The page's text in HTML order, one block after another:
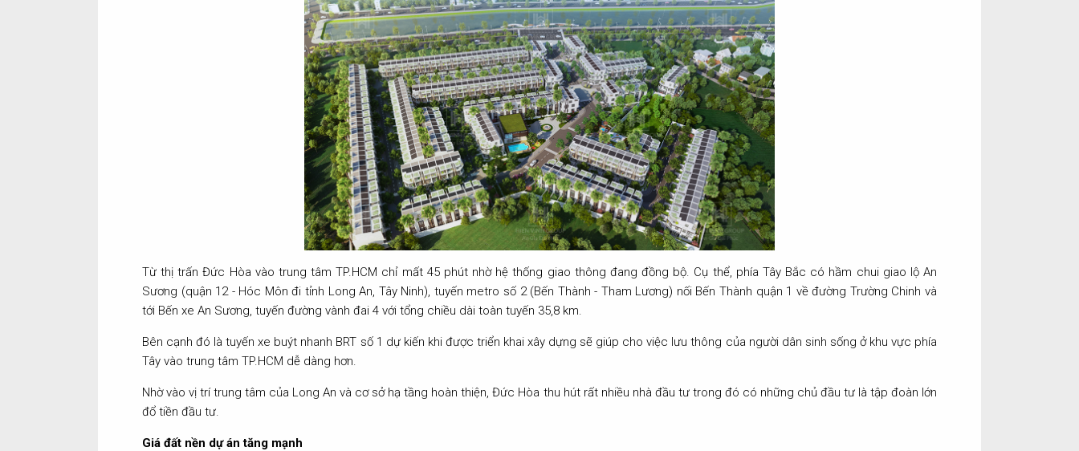
Từ thị trấn Đức Hòa vào trung tâm TP.HCM chỉ mất 45 phút nhờ hệ thống giao thông đang đồng bộ. Cụ thể, phía Tây Bắc có hầm chui giao lộ An
Sương (quận 12 - Hóc Môn đi tỉnh Long An, Tây Ninh), tuyến metro số 2 (Bến Thành - Tham Lương) nối Bến Thành quận 1 về đường Trường Chinh và
tới Bến xe An Sương, tuyến đường vành đai 4 với tổng chiều dài toàn tuyến 35,8 km.
Bên cạnh đó là tuyến xe buýt nhanh BRT số 1 dự kiến khi được triển khai xây dựng sẽ giúp cho việc lưu thông của người dân sinh sống ở khu vực phía
Tây vào trung tâm TP.HCM dễ dàng hơn.
Nhờ vào vị trí trung tâm của Long An và cơ sở hạ tầng hoàn thiện, Đức Hòa thu hút rất nhiều nhà đầu tư trong đó có những chủ đầu tư là tập đoàn lớn
đổ tiền đầu tư.
Giá đất nền dự án tăng mạnh